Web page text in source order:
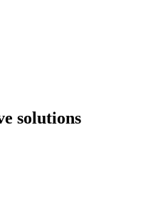
solutions